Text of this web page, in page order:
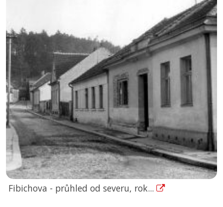
Fibichova - průhled od severu, rok...